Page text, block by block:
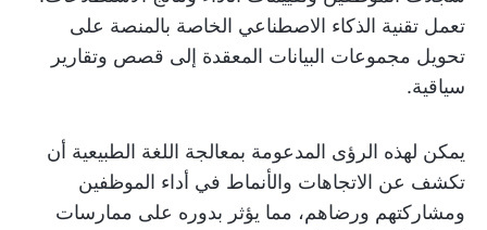
تعمل تقنية الذكاء الاصطناعي الخاصة بالمنصة على
تحويل مجموعات البيانات المعقدة إلى قصص وتقارير
سياقية.
يمكن لهذه الرؤى المدعومة بمعالجة اللغة الطبيعية أن
تكشف عن الاتجاهات والأنماط في أداء الموظفين
ومشاركتهم ورضاهم، مما يؤثر بدوره على ممارسات